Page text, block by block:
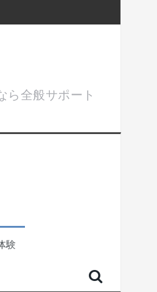
ら全般サポート
験